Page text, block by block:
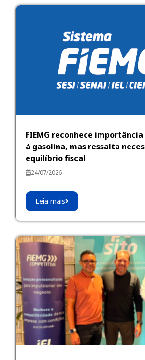
FIEMG reconhece
à gasolina, mas ressalta
equilíbrio fiscal
24/07/2026
Leia mais